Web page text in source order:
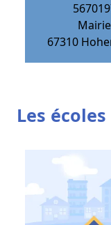
Mairie
67310
Les écoles